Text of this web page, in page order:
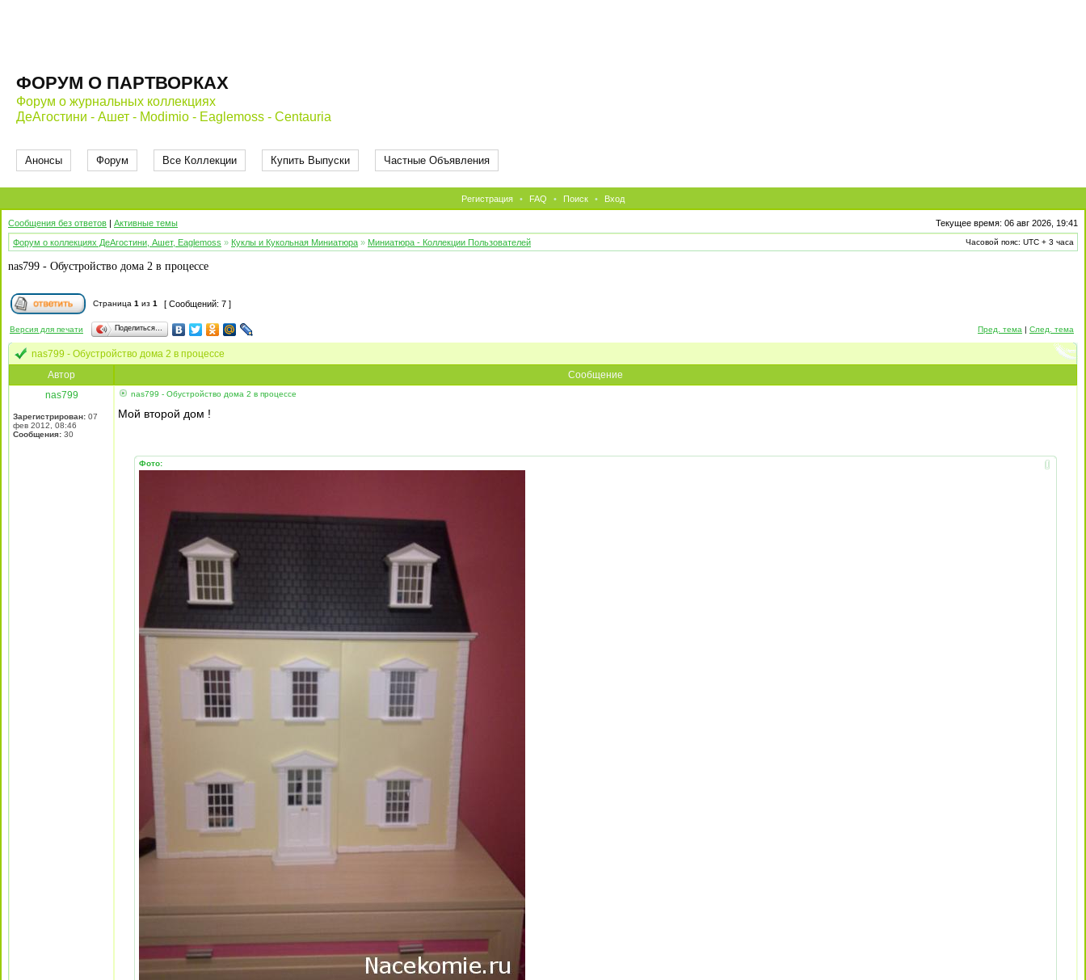
ФОРУМ О ПАРТВОРКАХ
Форум о журнальных коллекциях
ДеАгостини - Ашет - Modimio - Eaglemoss - Centauria
Анонсы Форум Все Коллекции Купить Выпуски Частные Объявления
Регистрация • FAQ • Поиск • Вход
Сообщения без ответов | Активные темы
Текущее время: 06 авг 2026, 19:41
Форум о коллекциях ДеАгостини, Ашет, Eaglemoss » Куклы и Кукольная Миниатюра » Миниатюра - Коллекции Пользователей Часовой пояс: UTC + 3 часа
nas799 - Обустройство дома 2 в процессе
Страница 1 из 1 [ Сообщений: 7 ]
Версия для печати Поделиться… Пред. тема | След. тема
nas799 - Обустройство дома 2 в процессе
Автор
Сообщение
nas799
Зарегистрирован: 07
фев 2012, 08:46
Сообщения: 30
nas799 - Обустройство дома 2 в процессе
Мой второй дом !
Фото: